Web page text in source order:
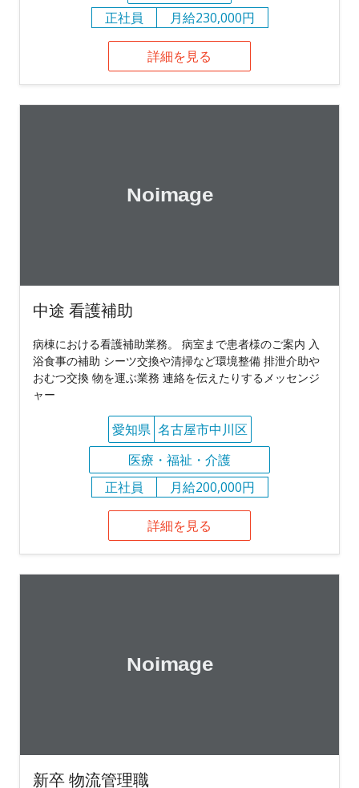
正社員
月給230,000円
詳細を見る
中途 看護補助
病棟における看護補助業務。 病室まで患者様のご案内 入
浴食事の補助 シーツ交換や清掃など環境整備 排泄介助や
おむつ交換 物を運ぶ業務 連絡を伝えたりするメッセンジ
ャー
愛知県 名古屋市中川区
医療・福祉・介護
正社員
月給200,000円
詳細を見る
新卒 物流管理職